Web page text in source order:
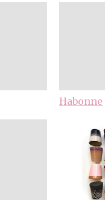
Habonne